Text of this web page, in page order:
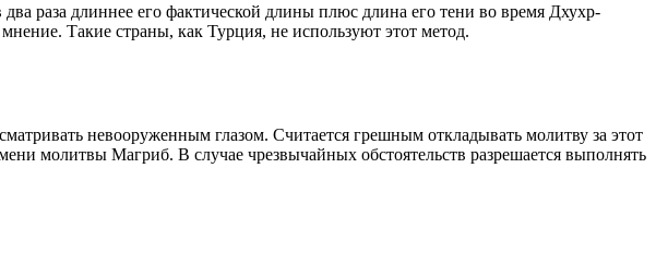
раза длиннее его фактической длины плюс длина его тени во время Дхухр-
Такие страны, как Турция, не используют этот метод.
невооруженным глазом. Считается грешным откладывать молитву за этот
молитвы Магриб. В случае чрезвычайных обстоятельств разрешается выполнять